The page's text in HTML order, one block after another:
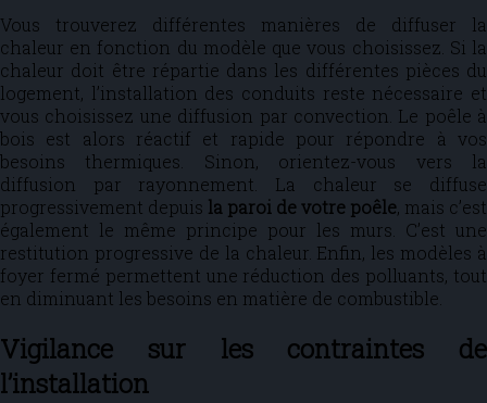
Vous trouverez différentes manières de diffuser la
chaleur en fonction du modèle que vous choisissez. Si la
chaleur doit être répartie dans les différentes pièces du
logement, l’installation des conduits reste nécessaire et
vous choisissez une diffusion par convection. Le poêle à
bois est alors réactif et rapide pour répondre à vos
besoins thermiques. Sinon, orientez-vous vers la
diffusion par rayonnement. La chaleur se diffuse
progressivement depuis la paroi de votre poêle, mais c’est
également le même principe pour les murs. C’est une
restitution progressive de la chaleur. Enfin, les modèles à
foyer fermé permettent une réduction des polluants, tout
en diminuant les besoins en matière de combustible.
Vigilance sur les contraintes de
l’installation